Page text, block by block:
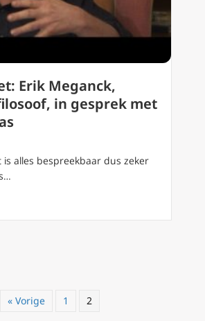
Erik Meganck,
in gesprek met
alles bespreekbaar dus zeker
Quodlibet: Erik Meganck, Vlaams
« Vorige 1 2